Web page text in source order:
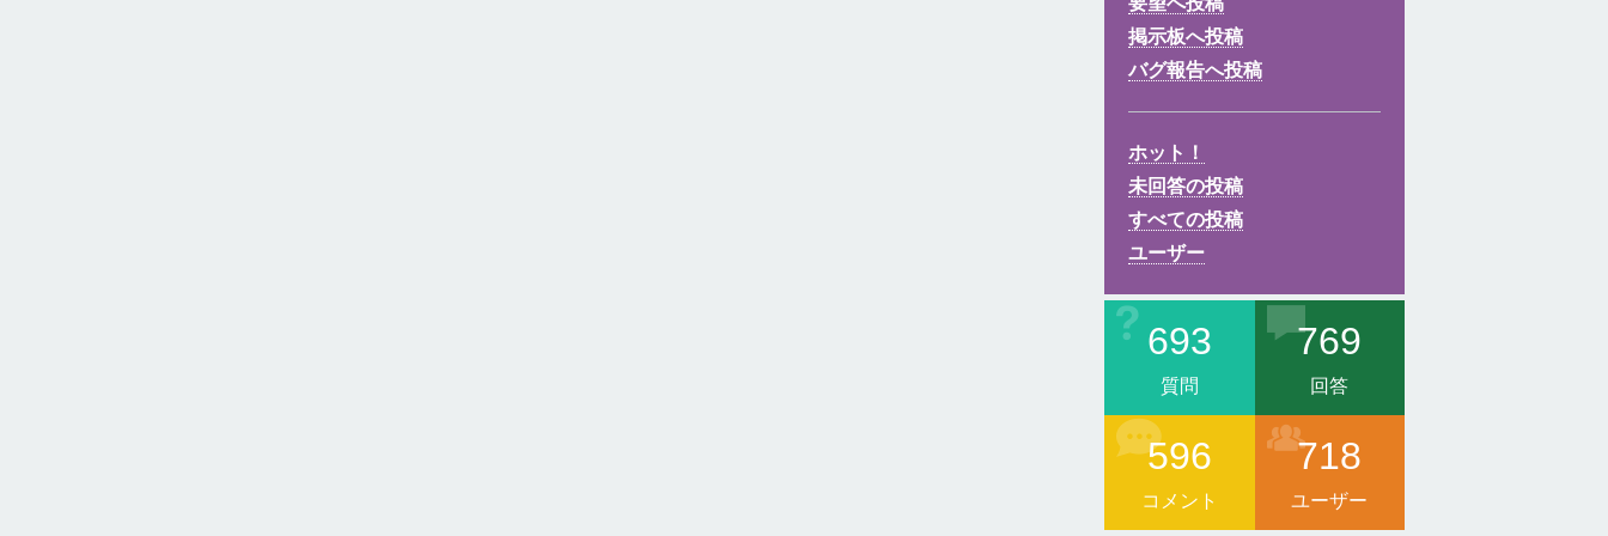
掲示板へ投稿
バグ報告へ投稿
ホット！
未回答の投稿
すべての投稿
ユーザー
693
質問
769
回答
596
コメント
718
ユーザー